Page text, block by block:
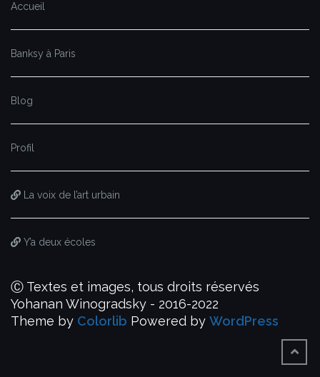
Accueil
Banksy à Paris
Blog
Profil
La voix de l’art urbain
Y’a deux écoles
Ⓒ Textes et images, tous droits réservés
Yohanan Winogradsky - 2016-2022
Theme by Colorlib Powered by WordPress